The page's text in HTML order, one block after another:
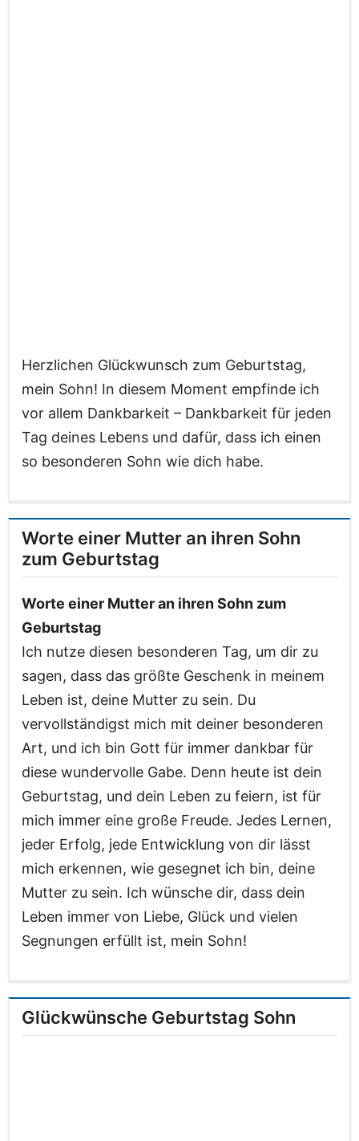
Herzlichen Glückwunsch zum Geburtstag,
mein Sohn! In diesem Moment empfinde ich
vor allem Dankbarkeit – Dankbarkeit für jeden
Tag deines Lebens und dafür, dass ich einen
so besonderen Sohn wie dich habe.
Worte einer Mutter an ihren Sohn
zum Geburtstag
Worte einer Mutter an ihren Sohn zum
Geburtstag
Ich nutze diesen besonderen Tag, um dir zu
sagen, dass das größte Geschenk in meinem
Leben ist, deine Mutter zu sein. Du
vervollständigst mich mit deiner besonderen
Art, und ich bin Gott für immer dankbar für
diese wundervolle Gabe. Denn heute ist dein
Geburtstag, und dein Leben zu feiern, ist für
mich immer eine große Freude. Jedes Lernen,
jeder Erfolg, jede Entwicklung von dir lässt
mich erkennen, wie gesegnet ich bin, deine
Mutter zu sein. Ich wünsche dir, dass dein
Leben immer von Liebe, Glück und vielen
Segnungen erfüllt ist, mein Sohn!
Glückwünsche Geburtstag Sohn